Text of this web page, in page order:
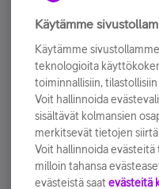
Tilaa Telian uutiskirje
sähköpostiisi.
Tilaa nyt
Käytämme
Käytämme
teknologioita
toiminnallisiin,
Voit hallinnoida
sisältävät kolmansien
merkitsevät tietojen
Voit hallinnoida evästeitä
milloin tahansa
evästeistä saat evästeitä